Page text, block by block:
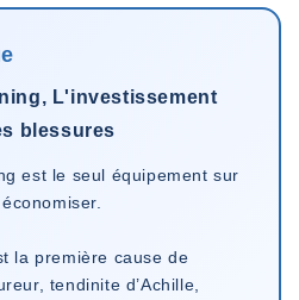
L'investissement
blessures
est le seul équipement sur
la première cause de
tendinite d’Achille,